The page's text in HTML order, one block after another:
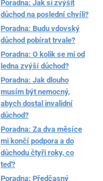
Poradna: Jak si zvýšit
důchod na poslední chvíli?
Poradna: Budu vdovský
důchod pobírat trvale?
Poradna: O kolik se mi od
ledna zvýší důchod?
Poradna: Jak dlouho
musím být nemocný,
abych dostal invalidní
důchod?
Poradna: Za dva měsíce
mi končí podpora a do
důchodu čtyři roky, co
teď?
Poradna: Předčasný